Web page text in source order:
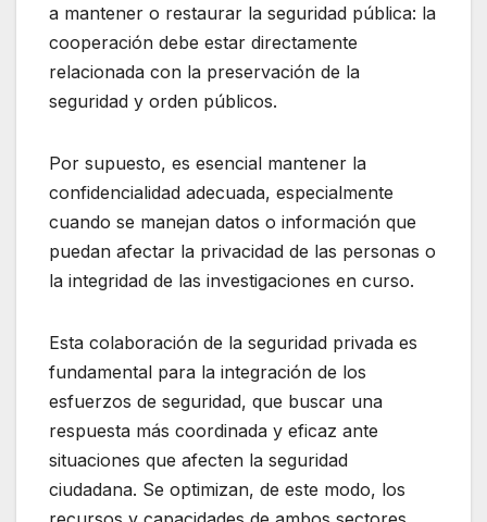
a mantener o restaurar la seguridad pública: la
cooperación debe estar directamente
relacionada con la preservación de la
seguridad y orden públicos.
Por supuesto, es esencial mantener la
confidencialidad adecuada, especialmente
cuando se manejan datos o información que
puedan afectar la privacidad de las personas o
la integridad de las investigaciones en curso.
Esta colaboración de la seguridad privada es
fundamental para la integración de los
esfuerzos de seguridad, que buscar una
respuesta más coordinada y eficaz ante
situaciones que afecten la seguridad
ciudadana. Se optimizan, de este modo, los